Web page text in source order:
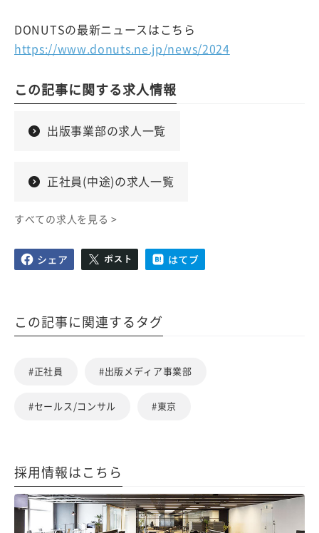
DONUTSの最新ニュースはこちら
https://www.donuts.ne.jp/news/2024
この記事に関する求人情報
出版事業部の求人一覧
正社員(中途)の求人一覧
すべての求人を見る >
この記事に関連するタグ
#正社員 #出版メディア事業部
#セールス/コンサル #東京
採用情報はこちら